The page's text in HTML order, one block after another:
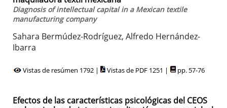
Diagnosis of intellectual capital in a Mexican textile
manufacturing company
Sahara Bermúdez-Rodríguez, Alfredo Hernández-
Ibarra
Vistas de resúmen 1792 | Vistas de PDF 1251 | pp. 57-76
Efectos de las características psicológicas del CEOS